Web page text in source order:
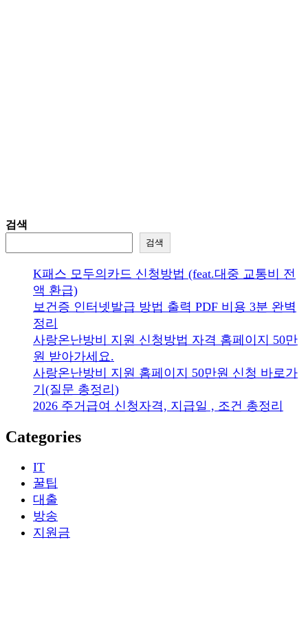
검색
검색
K패스 모두의카드 신청방법 (feat.대중 교통비 전
액 환급)
보건증 인터넷발급 방법 출력 PDF 비용 3분 완벽
정리
사랑온난방비 지원 신청방법 자격 홈페이지 50만
원 받아가세요.
사랑온난방비 지원 홈페이지 50만원 신청 바로가
기(질문 총정리)
2026 주거급여 신청자격, 지급일 , 조건 총정리
Categories
IT
꿀팁
대출
방송
지원금